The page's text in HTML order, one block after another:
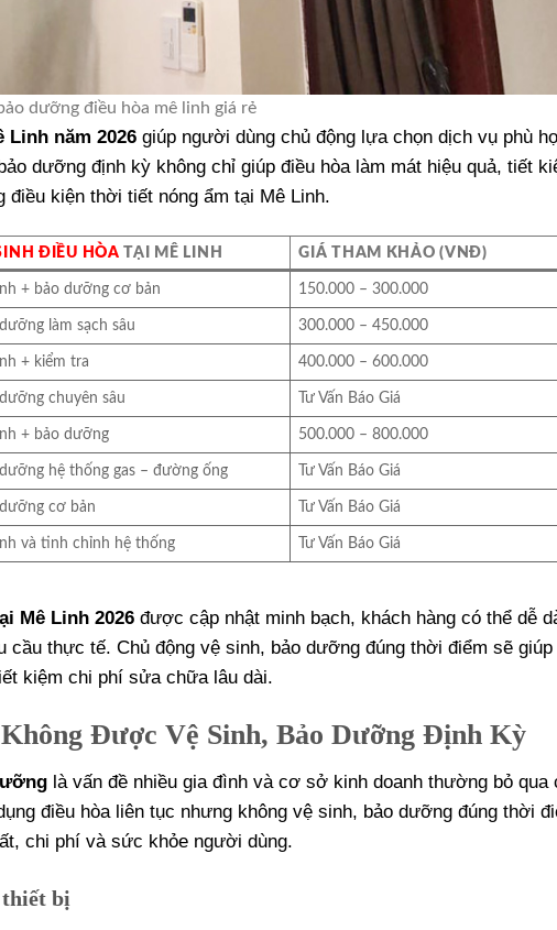
dưỡng điều hòa mê linh giá rẻ
Linh năm 2026 giúp người dùng chủ động lựa chọn dịch vụ phù
dưỡng định kỳ không chỉ giúp điều hòa làm mát hiệu quả, tiết
điều kiện thời tiết nóng ẩm tại Mê Linh.
ĐIỀU HÒA TẠI MÊ LINH GIÁ THAM KHẢO (VNĐ)
+ bảo dưỡng cơ bản 150.000 – 300.000
làm sạch sâu 300.000 – 450.000
+ kiểm tra 400.000 – 600.000
chuyên sâu Tư Vấn Báo Giá
+ bảo dưỡng 500.000 – 800.000
hệ thống gas – đường ống Tư Vấn Báo Giá
cơ bản Tư Vấn Báo Giá
và tinh chỉnh hệ thống Tư Vấn Báo Giá
Mê Linh 2026 được cập nhật minh bạch, khách hàng có thể dễ
thực tế. Chủ động vệ sinh, bảo dưỡng đúng thời điểm sẽ giúp
kiệm chi phí sửa chữa lâu dài.
Được Vệ Sinh, Bảo Dưỡng Định Kỳ
là vấn đề nhiều gia đình và cơ sở kinh doanh thường bỏ qua
điều hòa liên tục nhưng không vệ sinh, bảo dưỡng đúng thời
chi phí và sức khỏe người dùng.
thiết bị